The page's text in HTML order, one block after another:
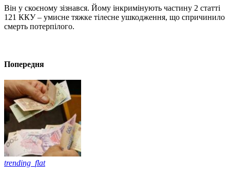
Він у скоєному зізнався. Йому інкримінують частину 2 статті
121 ККУ – умисне тяжке тілесне ушкодження, що спричинило
смерть потерпілого.
Попередня
trending_flat